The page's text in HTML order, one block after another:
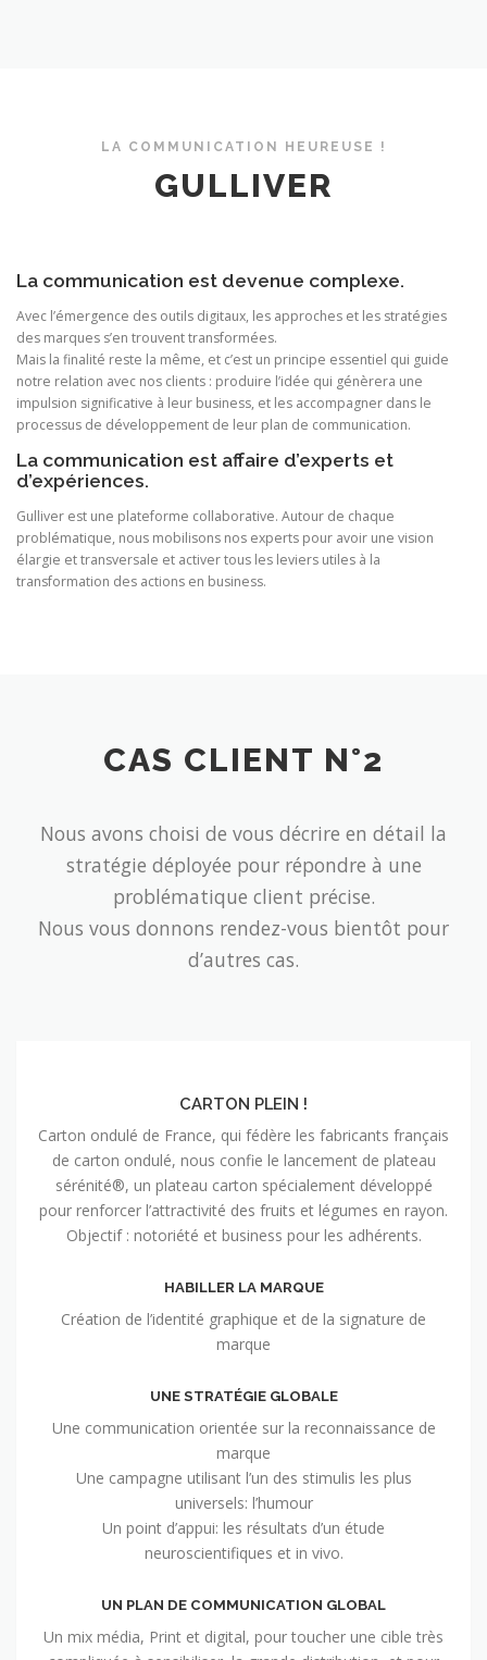
LA COMMUNICATION HEUREUSE !
GULLIVER
La communication est devenue complexe.
Avec l’émergence des outils digitaux, les approches et les stratégies
des marques s’en trouvent transformées.
Mais la finalité reste la même, et c’est un principe essentiel qui guide
notre relation avec nos clients : produire l’idée qui génèrera une
impulsion significative à leur business, et les accompagner dans le
processus de développement de leur plan de communication.
La communication est affaire d’experts et
d’expériences.
Gulliver est une plateforme collaborative. Autour de chaque
problématique, nous mobilisons nos experts pour avoir une vision
élargie et transversale et activer tous les leviers utiles à la
transformation des actions en business.
CAS CLIENT N°2
Nous avons choisi de vous décrire en détail la
stratégie déployée pour répondre à une
problématique client précise.
Nous vous donnons rendez-vous bientôt pour
d’autres cas.
CARTON PLEIN !
Carton ondulé de France, qui fédère les fabricants français
de carton ondulé, nous confie le lancement de plateau
sérénité®, un plateau carton spécialement développé
pour renforcer l’attractivité des fruits et légumes en rayon.
Objectif : notoriété et business pour les adhérents.
HABILLER LA MARQUE
Création de l’identité graphique et de la signature de
marque
UNE STRATÉGIE GLOBALE
Une communication orientée sur la reconnaissance de
marque
Une campagne utilisant l’un des stimulis les plus
universels: l’humour
Un point d’appui: les résultats d’un étude
neuroscientifiques et in vivo.
UN PLAN DE COMMUNICATION GLOBAL
Un mix média, Print et digital, pour toucher une cible très